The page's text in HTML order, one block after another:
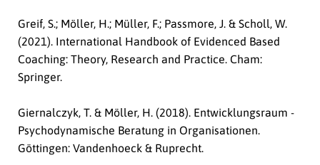
Greif, S.; Möller, H.; Müller, F.; Passmore, J. & Scholl, W.
(2021). International Handbook of Evidenced Based
Coaching: Theory, Research and Practice. Cham:
Springer.
Giernalczyk, T. & Möller, H. (2018). Entwicklungsraum -
Psychodynamische Beratung in Organisationen.
Göttingen: Vandenhoeck & Ruprecht.